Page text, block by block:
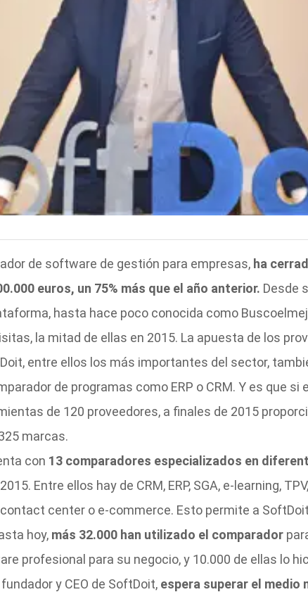
de software de gestión para empresas, ha
euros, un 75% más que el año anterior. Desde
hasta hace poco conocida como
la mitad de ellas en 2015. La apuesta de los
entre ellos los más importantes del sector,
de programas como ERP o CRM. Y es que si
de 120 proveedores, a finales de 2015
marcas.
con 13 comparadores especializados en
Entre ellos hay de CRM, ERP, SGA, e-learning,
center o e-commerce. Esto permite a
hoy, más 32.000 han utilizado el comparador
profesional para su negocio, y 10.000 de ellas lo
y CEO de SoftDoit, espera superar el medio